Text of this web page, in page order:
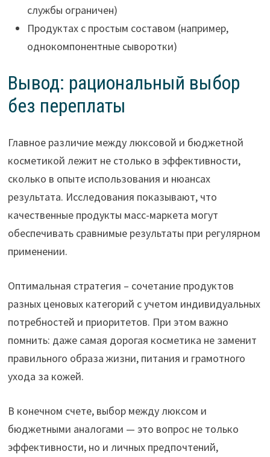
службы ограничен)
Продуктах с простым составом (например,
однокомпонентные сыворотки)
Вывод: рациональный выбор
без переплаты
Главное различие между люксовой и бюджетной
косметикой лежит не столько в эффективности,
сколько в опыте использования и нюансах
результата. Исследования показывают, что
качественные продукты масс-маркета могут
обеспечивать сравнимые результаты при регулярном
применении.
Оптимальная стратегия – сочетание продуктов
разных ценовых категорий с учетом индивидуальных
потребностей и приоритетов. При этом важно
помнить: даже самая дорогая косметика не заменит
правильного образа жизни, питания и грамотного
ухода за кожей.
В конечном счете, выбор между люксом и
бюджетными аналогами — это вопрос не только
эффективности, но и личных предпочтений,